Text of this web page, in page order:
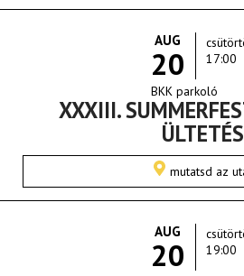
AUG
20
17:00
BKK parkoló
XXXIII.
ÜLTETÉS
mutatsd az
AUG
20
19:00